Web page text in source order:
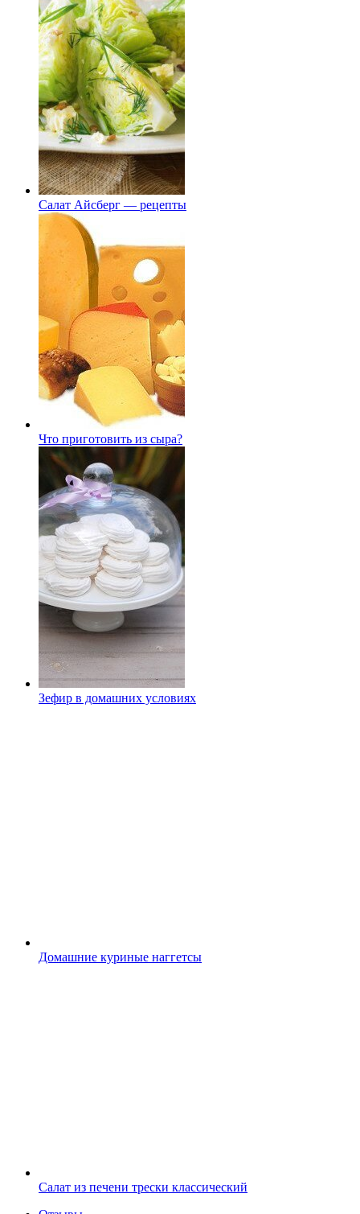
Салат Айсберг — рецепты
Что приготовить из сыра?
Зефир в домашних условиях
Домашние куриные наггетсы
Салат из печени трески классический